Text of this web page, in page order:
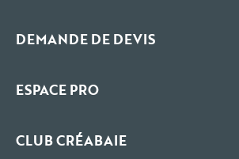
DEMANDE DE DEVIS
ESPACE PRO
CLUB CRÉABAIE